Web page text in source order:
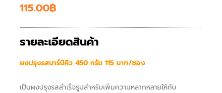
115.00฿
รายละเอียดสินค้า
ผงปรุงรสบาร์บิคิว 450 กรัม 115 บาท/ซอง
เป็นผงปรุงรสสำเร็จรูปสำหรับเพิ่มความหลากหลายให้กับ